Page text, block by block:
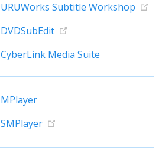
URUWorks Subtitle Workshop
DVDSubEdit
CyberLink Media Suite
MPlayer
SMPlayer